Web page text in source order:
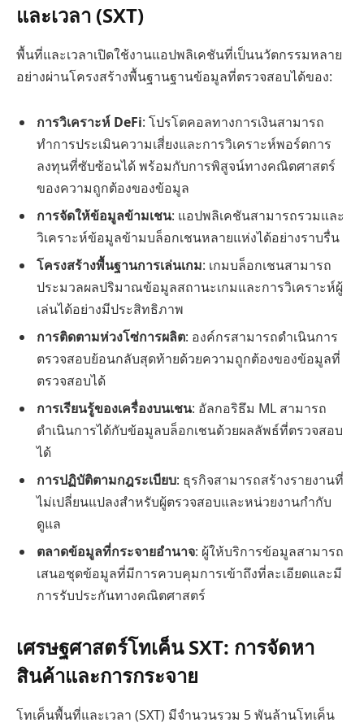
และเวลา (SXT)
พื้นที่และเวลาเปิดใช้งานแอปพลิเคชันที่เป็นนวัตกรรมหลาย
อย่างผ่านโครงสร้างพื้นฐานฐานข้อมูลที่ตรวจสอบได้ของ:
การวิเคราะห์ DeFi: โปรโตคอลทางการเงินสามารถ
ทำการประเมินความเสี่ยงและการวิเคราะห์พอร์ตการ
ลงทุนที่ซับซ้อนได้ พร้อมกับการพิสูจน์ทางคณิตศาสตร์
ของความถูกต้องของข้อมูล
การจัดให้ข้อมูลข้ามเชน: แอปพลิเคชันสามารถรวมและ
วิเคราะห์ข้อมูลข้ามบล็อกเชนหลายแห่งได้อย่างราบรื่น
โครงสร้างพื้นฐานการเล่นเกม: เกมบล็อกเชนสามารถ
ประมวลผลปริมาณข้อมูลสถานะเกมและการวิเคราะห์ผู้
เล่นได้อย่างมีประสิทธิภาพ
การติดตามห่วงโซ่การผลิต: องค์กรสามารถดำเนินการ
ตรวจสอบย้อนกลับสุดท้ายด้วยความถูกต้องของข้อมูลที่
ตรวจสอบได้
การเรียนรู้ของเครื่องบนเชน: อัลกอริธึม ML สามารถ
ดำเนินการได้กับข้อมูลบล็อกเชนด้วยผลลัพธ์ที่ตรวจสอบ
ได้
การปฏิบัติตามกฎระเบียบ: ธุรกิจสามารถสร้างรายงานที่
ไม่เปลี่ยนแปลงสำหรับผู้ตรวจสอบและหน่วยงานกำกับ
ดูแล
ตลาดข้อมูลที่กระจายอำนาจ: ผู้ให้บริการข้อมูลสามารถ
เสนอชุดข้อมูลที่มีการควบคุมการเข้าถึงที่ละเอียดและมี
การรับประกันทางคณิตศาสตร์
เศรษฐศาสตร์โทเค็น SXT: การจัดหา
สินค้าและการกระจาย
โทเค็นพื้นที่และเวลา (SXT) มีจำนวนรวม 5 พันล้านโทเค็น